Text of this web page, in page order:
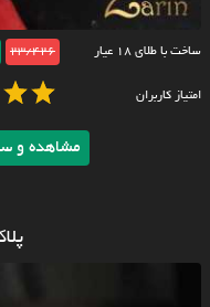
ساخت با طلای ۱۸ عیار 23/426
امتیاز کاربران
مشاهده و